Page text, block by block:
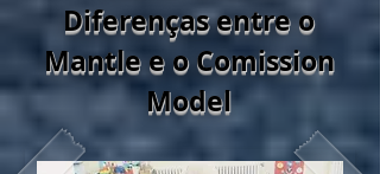
Diferenças entre o
Mantle e o Comission
Model